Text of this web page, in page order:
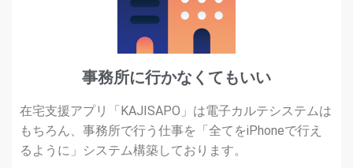
事務所に行かなくてもいい
在宅支援アプリ「KAJISAPO」は電子カルテシステムは
もちろん、事務所で行う仕事を「全てをiPhoneで行え
るように」システム構築しております。